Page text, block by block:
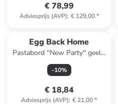
€ 78,99
Adviesprijs (AVP): € 129,00*
Egg Back Home
Pastabord ''New Party'' geel -
Ø 23 cm
-10%
€ 18,84
Adviesprijs (AVP): € 21,00*